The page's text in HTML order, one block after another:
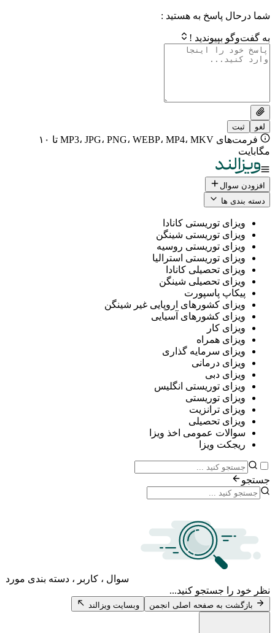
پاسخ به هستید :
!
فرمت‌های MP3، JPG، PNG، WEBP، MP4، MKV تا ۱۰
ها
توریستی کانادا
توریستی شینگن
توریستی روسیه
توریستی استرالیا
تحصیلی کانادا
تحصیلی شینگن
پاسپورت
کشورهای اروپایی غیر شینگن
کشورهای آسیایی
کار
همراه
سرمایه گذاری
درمانی
دبی
توریستی انگلیس
توریستی
ترانزیت
تحصیلی
عمومی اخذ ویزا
ویزا
سوال ، کاربر ، دسته بندی مورد
جستجو کنید...
به صفحه اصلی انجمن وبسایت ویزالند